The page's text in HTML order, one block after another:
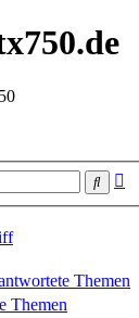
Suche
Themen
Themen